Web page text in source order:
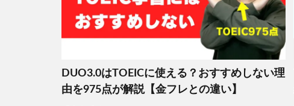
DUO3.0はTOEICに使える？おすすめしない理
由を975点が解説【金フレとの違い】